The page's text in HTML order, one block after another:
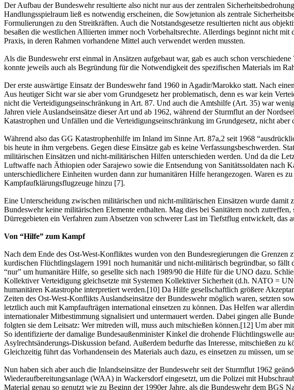
Der Aufbau der Bundeswehr resultierte also nicht nur aus der zentralen
Handlungsspielraum ließ es notwendig erscheinen, die Sowjetunion als zentrale
Formulierungen zu den Streitkräften. Auch die Notstandsgesetze resultierten nicht aus
besaßen die westlichen Alliierten immer noch Vorbehaltsrechte. Allerdings beginnt nicht
Praxis, in deren Rahmen vorhandene Mittel auch verwendet werden mussten.
Als die Bundeswehr erst einmal in Ansätzen aufgebaut war, gab es auch schon
konnte jeweils auch als Begründung für die Notwendigkeit des spezifischen Materials im
Der erste auswärtige Einsatz der Bundeswehr fand 1960 in Agadir/Marokko statt. Nach
Aus heutiger Sicht war sie aber vom Grundgesetz her problematisch, denn es war kein
nicht die Verteidigungseinschränkung in Art. 87. Und auch die Amtshilfe (Art. 35) war
Jahren viele Auslandseinsätze dieser Art und ab 1962, während der Sturmflut an der
Katastrophen und Unfällen und die Verteidigungseinschränkung im Grundgesetz, nicht
Während also das GG Katastrophenhilfe im Inland im Sinne Art. 87a,2 seit 1968
bis heute in ihm vergebens. Gegen diese Einsätze gab es keine Verfassungsbeschwerden.
militärischen Einsätzen und nicht-militärischen Hilfen unterschieden werden. Und da die
Luftwaffe nach Äthiopien oder Sarajewo sowie die Entsendung von Sanitätssoldaten nach
unterschiedlichere Einheiten wurden dann zur humanitären Hilfe herangezogen. Waren es
Kampfaufklärungsflugzeuge hinzu [7].
Eine Unterscheidung zwischen militärischen und nicht-militärischen Einsätzen wurde
Bundeswehr keine militärischen Elemente enthalten. Mag dies bei Sanitätern noch
Dürregebieten ein Verfahren zum Absetzen von schwerer Last im Tiefstflug entwickelt, das
Von “Hilfe” zum Kampf
Nach dem Ende des Ost-West-Konfliktes wurden von den Bundesregierungen die
kurdischen Flüchtlingslagern 1991 noch humanitär und nicht-militärisch begründbar, so
“nur” um humanitäre Hilfe, so gesellte sich nach 1989/90 die Hilfe für die UNO dazu.
Kollektiver Verteidigung gleichsetzte mit Systemen Kollektiver Sicherheit (d.h. NATO =
humanitären Katastrophe interpretiert werden.[10] Da Hilfe gesellschaftlich größere
Zeiten des Ost-West-Konflikts Auslandseinsätze der Bundeswehr möglich waren, setzten
letztlich auch mit Kampfaufträgen international einsetzen zu können. Das Helfen war
internationaler Mitbestimmung signalisiert und untermauert werden. Dabei gingen alle
folgten sie dem Leitsatz: Wer mitreden will, muss auch mitschießen können.[12] Um aber
So identifizierte der damalige Bundesaußenminister Kinkel die drohende Flüchtlingswelle
Asylrechtsänderungs-Diskussion befand. Außerdem bedurfte das Interesse, mitschießen
Gleichzeitig führt das Vorhandensein des Materials auch dazu, es einsetzen zu müssen, um
Nun haben sich aber auch die Inlandseinsätze der Bundeswehr seit der Sturmflut 1962
Wiederaufbereitungsanlage (WAA) in Wackersdorf eingesetzt, um die Polizei mit
Material genau so genutzt wie zu Beginn der 1990er Jahre, als die Bundeswehr dem BGS